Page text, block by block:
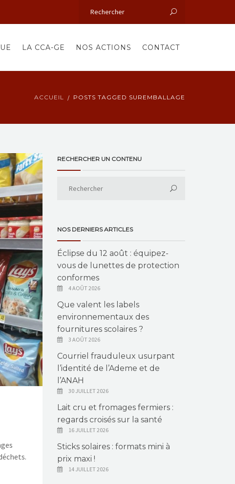
LA CCA-GE NOS ACTIONS CONTACT
ACCUEIL POSTS TAGGED SUREMBALLAGE
RECHERCHER UN CONTENU
NOS DERNIERS ARTICLES
Éclipse du 12 août : équipez-
vous de lunettes de protection
conformes
4 AOÛT 2026
Que valent les labels
environnementaux des
fournitures scolaires ?
3 AOÛT 2026
Courriel frauduleux usurpant
l’identité de l’Ademe et de
l’ANAH
30 JUILLET 2026
Lait cru et fromages fermiers :
regards croisés sur la santé
16 JUILLET 2026
Sticks solaires : formats mini à
prix maxi !
14 JUILLET 2026